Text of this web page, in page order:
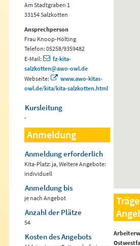
Am Stadtgraben 1
33154 Salzkotten
Ansprechperson
Frau Knoop-Hölting
Telefon: 05258/9359482
E-Mail:
fz-kita-
salzkotten@awo-owl.de
Webseite:
www.awo-kitas-
owl.de/kita/kita-salzkotten.html
Kursleitung
-
Anmeldung
Anmeldung erforderlich
Kita-Platz: ja, Weitere Angebote:
individuell
Anmeldung bis
je nach Angebot
Anzahl der Plätze
54
Kosten des Angebots